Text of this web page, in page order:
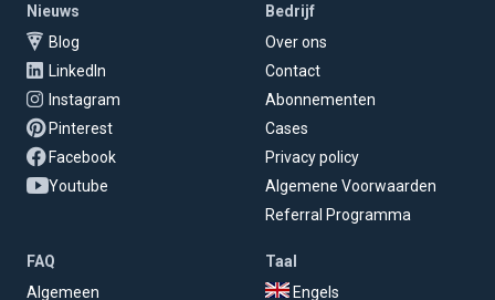
Nieuws
Blog
LinkedIn
Instagram
Pinterest
Facebook
Youtube
Bedrijf
Over ons
Contact
Abonnementen
Cases
Privacy policy
Algemene Voorwaarden
Referral Programma
FAQ
Algemeen
Taal
Engels